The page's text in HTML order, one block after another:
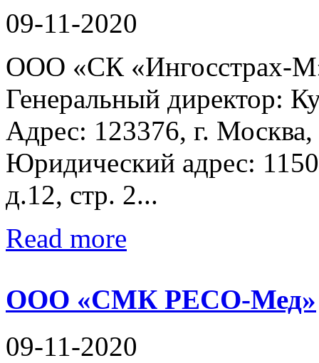
09-11-2020
ООО «СК
Генеральный директор:
Адрес: 123376, г. Москва,
Юридический адрес:
д.12, стр. 2...
Read more
ООО «СМК РЕСО-Мед»
09-11-2020